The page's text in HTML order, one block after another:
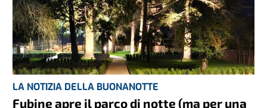
LA NOTIZIA DELLA BUONANOTTE
Fubine apre il parco di notte (ma per una